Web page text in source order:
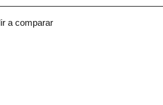
a comparar